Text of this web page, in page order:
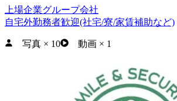
上場企業グループ会社
自宅外勤務者歓迎(社宅/寮/家賃補助など)
写真 × 10 動画 × 1